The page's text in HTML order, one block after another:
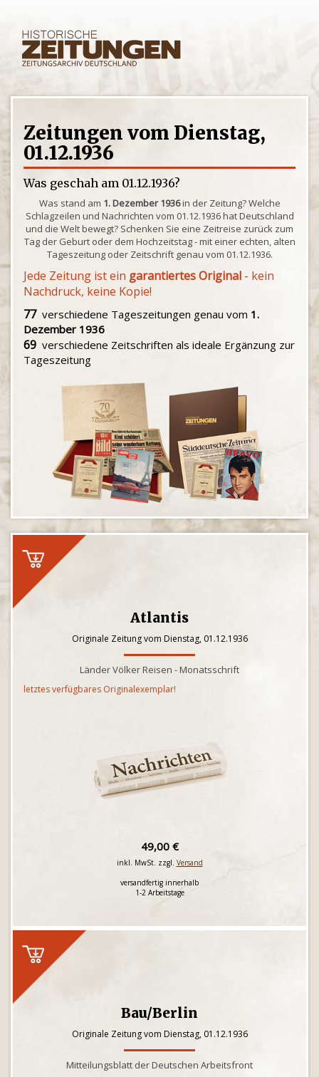
Zeitungen vom Dienstag,
01.12.1936
Was geschah am 01.12.1936?
Was stand am 1. Dezember 1936in der Zeitung? Welche
Schlagzeilen und Nachrichten vom 01.12.1936 hat Deutschland
und die Welt bewegt? Schenken Sie eine Zeitreise zurück zum
Tag der Geburt oder dem Hochzeitstag - mit einer echten, alten
Tageszeitung oder Zeitschrift genau vom 01.12.1936.
Jede Zeitung ist ein garantiertes Original - kein
Nachdruck, keine Kopie!
77verschiedene Tageszeitungen genau vom 1.
Dezember 1936
69 verschiedene Zeitschriften als ideale Ergänzung zur
Tageszeitung
Atlantis
Originale Zeitung vom Dienstag, 01.12.1936
Länder Völker Reisen - Monatsschrift
letztes verfügbares Originalexemplar!
49,00 €
inkl. MwSt. zzgl. Versand
versandfertig innerhalb
1-2 Arbeitstage
Bau/Berlin
Originale Zeitung vom Dienstag, 01.12.1936
Mitteilungsblatt der Deutschen Arbeitsfront